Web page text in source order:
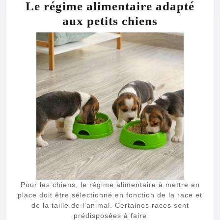
Le régime alimentaire adapté
aux petits chiens
régime
adapté
petits
chiens
Pour les chiens, le régime alimentaire à mettre en
place doit être sélectionné en fonction de la race et
de la taille de l’animal. Certaines races sont
prédisposées à faire